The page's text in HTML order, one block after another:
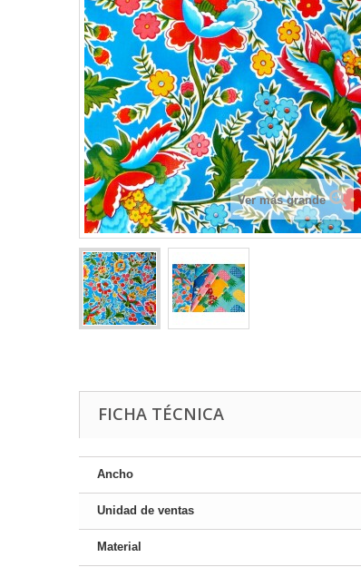
Ver más grande
FICHA TÉCNICA
Ancho
Unidad de ventas
Material